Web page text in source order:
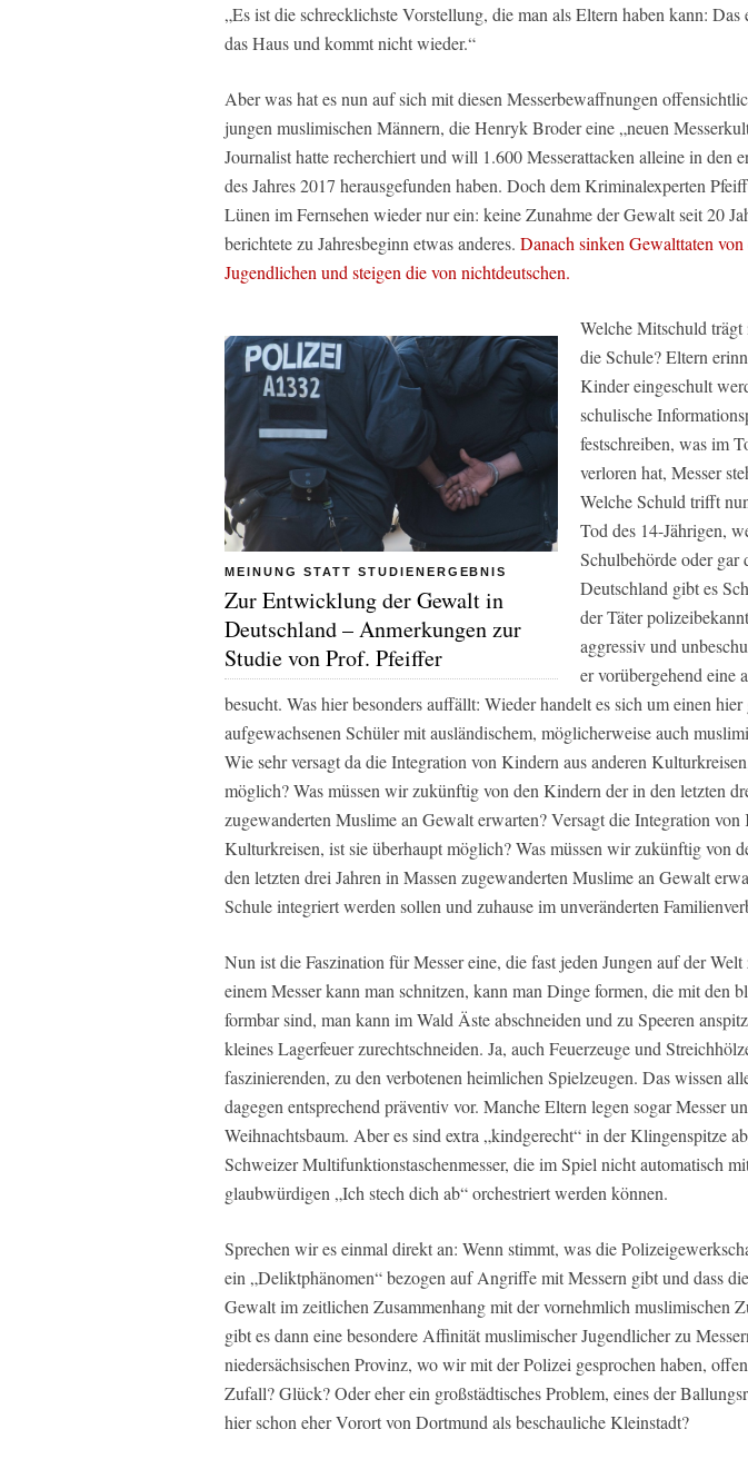
„Es ist die schrecklichste Vorstellung, die man als Eltern haben kann: Das
das Haus und kommt nicht wieder.“
Aber was hat es nun auf sich mit diesen Messerbewaffnungen
jungen muslimischen Männern, die Henryk Broder eine „neuen
Journalist hatte recherchiert und will 1.600 Messerattacken alleine in den
des Jahres 2017 herausgefunden haben. Doch dem Kriminalexperten
Lünen im Fernsehen wieder nur ein: keine Zunahme der Gewalt seit 20
berichtete zu Jahresbeginn etwas anderes. Danach sinken Gewalttaten von
Jugendlichen und steigen die von nichtdeutschen.
MEINUNG STATT STUDIENERGEBNIS
Zur Entwicklung der Gewalt in
Deutschland – Anmerkungen zur
Studie von Prof. Pfeiffer
Welche Mitschuld
die Schule? Eltern
Kinder eingeschult
schulische
festschreiben, was im
verloren hat, Messer
Welche Schuld trifft
Tod des 14-Jährigen,
Schulbehörde oder gar
Deutschland gibt es
der Täter
aggressiv und
er vorübergehend eine
besucht. Was hier besonders auffällt: Wieder handelt es sich um einen hier
aufgewachsenen Schüler mit ausländischem, möglicherweise auch
Wie sehr versagt da die Integration von Kindern aus anderen
möglich? Was müssen wir zukünftig von den Kindern der in den letzten
zugewanderten Muslime an Gewalt erwarten? Versagt die Integration von
Kulturkreisen, ist sie überhaupt möglich? Was müssen wir zukünftig von
den letzten drei Jahren in Massen zugewanderten Muslime an Gewalt
Schule integriert werden sollen und zuhause im unveränderten
Nun ist die Faszination für Messer eine, die fast jeden Jungen auf der
einem Messer kann man schnitzen, kann man Dinge formen, die mit den
formbar sind, man kann im Wald Äste abschneiden und zu Speeren
kleines Lagerfeuer zurechtschneiden. Ja, auch Feuerzeuge und
faszinierenden, zu den verbotenen heimlichen Spielzeugen. Das wissen
dagegen entsprechend präventiv vor. Manche Eltern legen sogar Messer
Weihnachtsbaum. Aber es sind extra „kindgerecht“ in der Klingenspitze
Schweizer Multifunktionstaschenmesser, die im Spiel nicht automatisch
glaubwürdigen „Ich stech dich ab“ orchestriert werden können.
Sprechen wir es einmal direkt an: Wenn stimmt, was die
ein „Deliktphänomen“ bezogen auf Angriffe mit Messern gibt und dass
Gewalt im zeitlichen Zusammenhang mit der vornehmlich muslimischen
gibt es dann eine besondere Affinität muslimischer Jugendlicher zu
niedersächsischen Provinz, wo wir mit der Polizei gesprochen haben,
Zufall? Glück? Oder eher ein großstädtisches Problem, eines der
hier schon eher Vorort von Dortmund als beschauliche Kleinstadt?